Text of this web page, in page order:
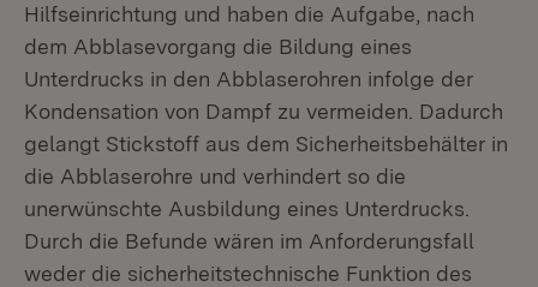
Hilfseinrichtung und haben die Aufgabe, nach
dem Abblasevorgang die Bildung eines
Unterdrucks in den Abblaserohren infolge der
Kondensation von Dampf zu vermeiden. Dadurch
gelangt Stickstoff aus dem Sicherheitsbehälter in
die Abblaserohre und verhindert so die
unerwünschte Ausbildung eines Unterdrucks.
Durch die Befunde wären im Anforderungsfall
weder die sicherheitstechnische Funktion des